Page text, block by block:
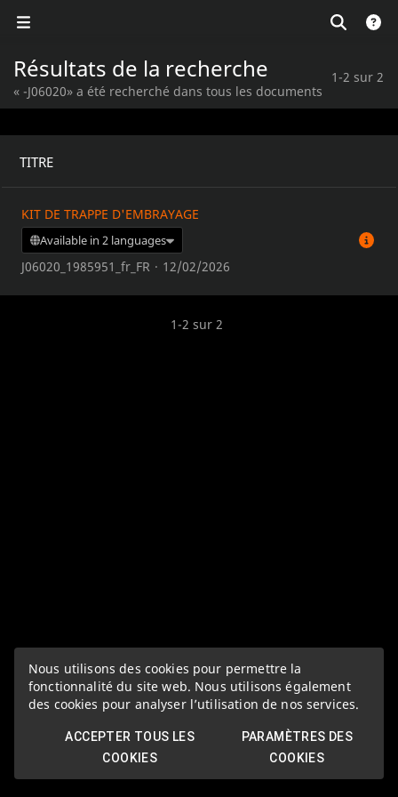
Nous utilisons des cookies pour permettre la
fonctionnalité du site web. Nous utilisons également
des cookies pour analyser l’utilisation de nos services.
ACCEPTER TOUS LES
COOKIES
PARAMÈTRES DES
COOKIES
Résultats de la recherche
« -J06020» a été recherché dans tous les documents
1-2 sur 2
TITRE
KIT DE TRAPPE D'EMBRAYAGE
Available in 2 languages
J06020_1985951_fr_FR · 12/02/2026
1-2 sur 2